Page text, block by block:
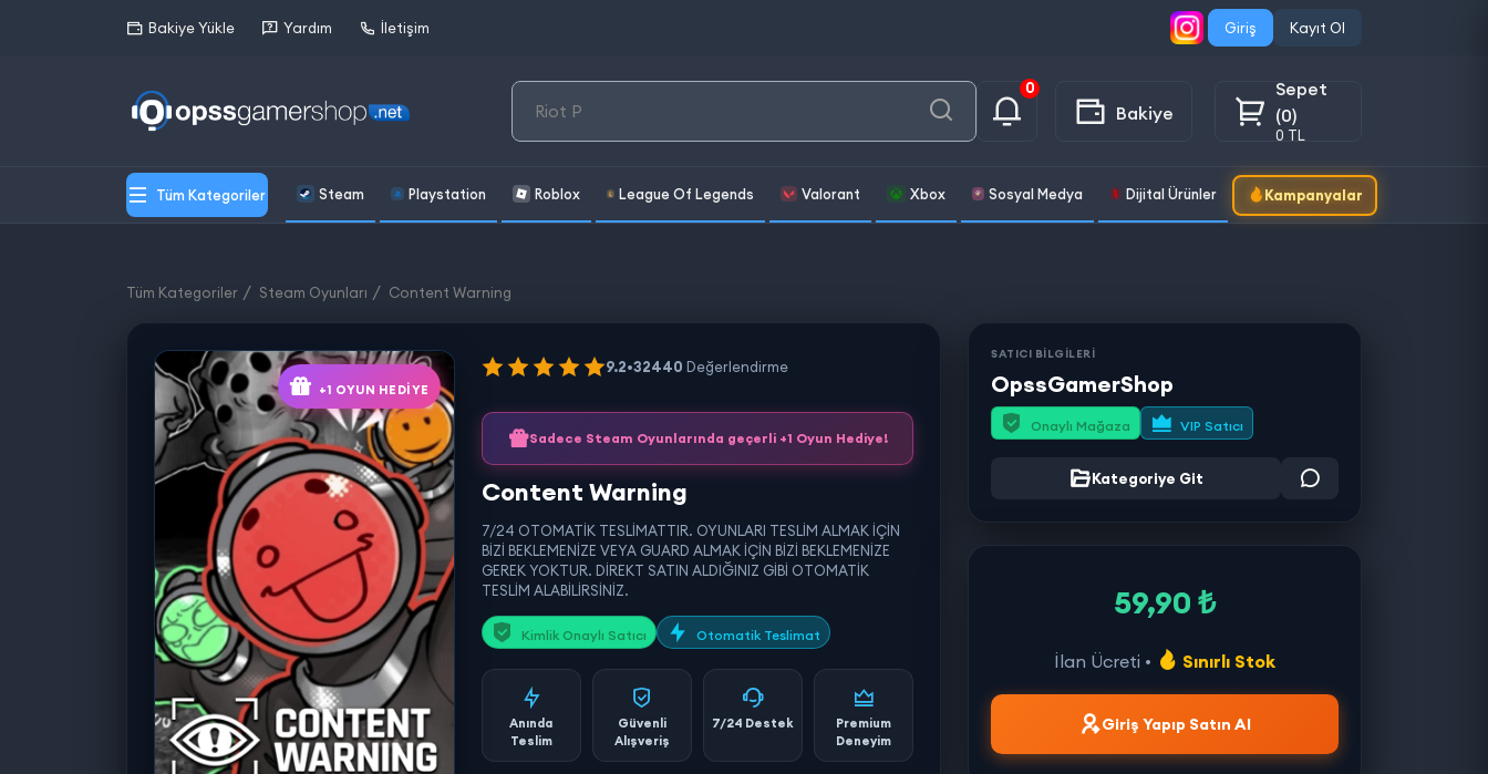
Bakiye Yükle Yardım İletişim Giriş Kayıt Ol
0
Bakiye
Sepet
(0)
0 TL
Tüm Kategoriler Steam Playstation Roblox League Of Legends Valorant Xbox Sosyal Medya Dijital Ürünler Kampanyalar
Tüm Kategoriler Steam Oyunları Content Warning
+1 OYUN HEDIYE
9.2•32440 Değerlendirme
Sadece Steam Oyunlarında geçerli +1 Oyun Hediye!
Content Warning
7/24 OTOMATİK TESLİMATTIR. OYUNLARI TESLİM ALMAK İÇİN
BİZİ BEKLEMENİZE VEYA GUARD ALMAK İÇİN BİZİ BEKLEMENİZE
GEREK YOKTUR. DİREKT SATIN ALDIĞINIZ GİBİ OTOMATİK
TESLİM ALABİLİRSİNİZ.
Kimlik Onaylı Satıcı Otomatik Teslimat
Anında
Teslim
Güvenli
Alışveriş
7/24 Destek
Premium
Deneyim
SATICI BİLGİLERİ
OpssGamerShop
Onaylı Mağaza VIP Satıcı
Kategoriye Git
59,90 ₺
İlan Ücreti • Sınırlı Stok
Giriş Yapıp Satın Al